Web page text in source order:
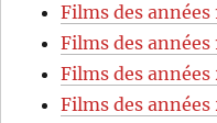
Films des
Films des
Films des
Films des années